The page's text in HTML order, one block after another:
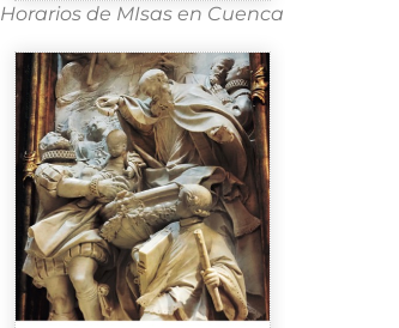
Horarios de MIsas en Cuenca